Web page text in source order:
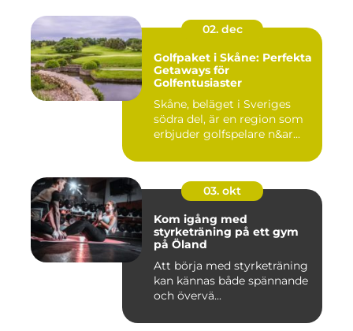
02. dec
Golfpaket i Skåne: Perfekta
Getaways för
Golfentusiaster
Skåne, beläget i Sveriges
södra del, är en region som
erbjuder golfspelare n&ar...
03. okt
Kom igång med
styrketräning på ett gym
på Öland
Att börja med styrketräning
kan kännas både spännande
och övervä...